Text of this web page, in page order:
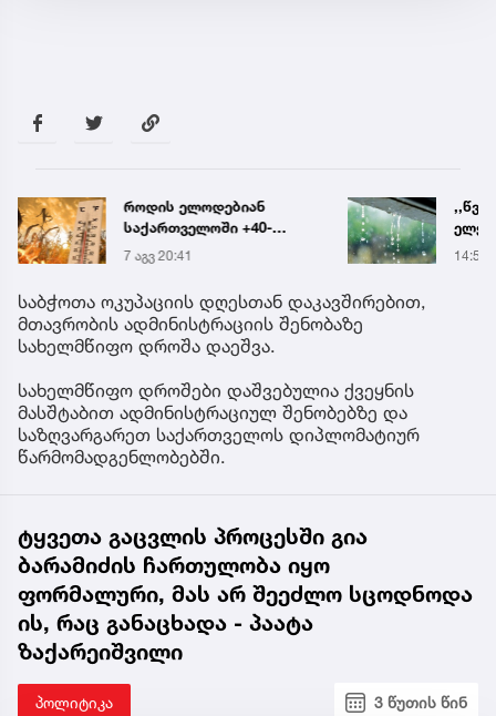
,,წვიმა, სეტყვა,
ელჭექი…“ - ამინდი
უარესდება
14:52 13:15
საბჭოთა ოკუპაციის დღესთან დაკავშირებით,
მთავრობის ადმინისტრაციის შენობაზე
სახელმწიფო დროშა დაეშვა.
სახელმწიფო დროშები დაშვებულია ქვეყნის
მასშტაბით ადმინისტრაციულ შენობებზე და
საზღვარგარეთ საქართველოს დიპლომატიურ
წარმომადგენლობებში.
ტყვეთა გაცვლის პროცესში გია
ბარამიძის ჩართულობა იყო
ფორმალური, მას არ შეეძლო სცოდნოდა
ის, რაც განაცხადა - პაატა
ზაქარეიშვილი
პოლიტიკა 3 წუთის წინ